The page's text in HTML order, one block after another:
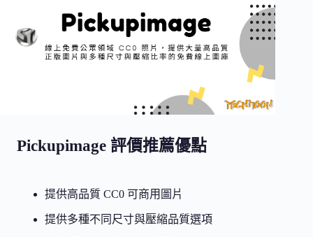
Pickupimage 評價推薦優點
提供高品質 CC0 可商用圖片
提供多種不同尺寸與壓縮品質選項